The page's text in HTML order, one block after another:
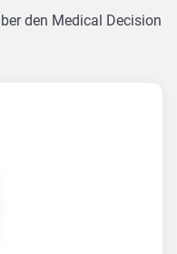
den Medical Decision